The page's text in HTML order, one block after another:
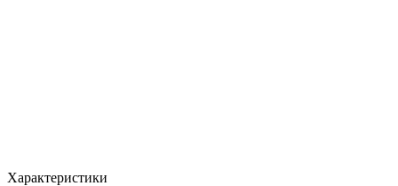
Характеристики